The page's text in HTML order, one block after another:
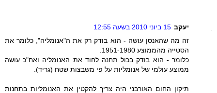
יעקב 15 ביוני 2010 בשעה 12:55
זה מה שהאנסן עושה - הוא בודק רק את ה"אנומליה", כלומר את
הסטייה מהממוצע 1951-1980.
כלומר - הוא בודק בכול תחנה לחוד את האנומליה ואח"כ עושה
ממוצע עולמי של אנומליות על פי משבצות שטח (גריד).
תיקון החום האורבני היה צריך להקטין את האנומליות בתחנות